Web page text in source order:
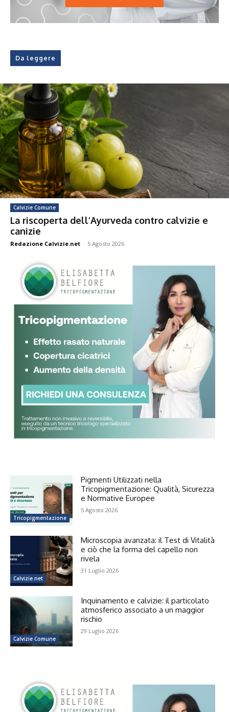
Da leggere
Calvizie Comune
La riscoperta dell’Ayurveda contro calvizie e
canizie
Redazione Calvizie.net - 5 Agosto 2026
Tricopigmentazione
Pigmenti Utilizzati nella
Tricopigmentazione: Qualità, Sicurezza
e Normative Europee
5 Agosto 2026
Calvizie.net
Microscopia avanzata: il Test di Vitalità
e ciò che la forma del capello non
rivela
31 Luglio 2026
Calvizie Comune
Inquinamento e calvizie: il particolato
atmosferico associato a un maggior
rischio
29 Luglio 2026